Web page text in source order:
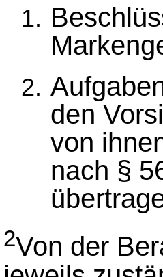
den
von
nach §
2Von der